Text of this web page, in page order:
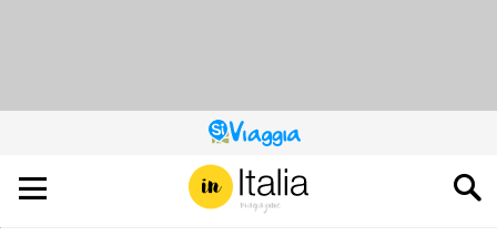
QUESTO
SITO
CONTRIBUISCE
ALL’AUDIENCE
DI